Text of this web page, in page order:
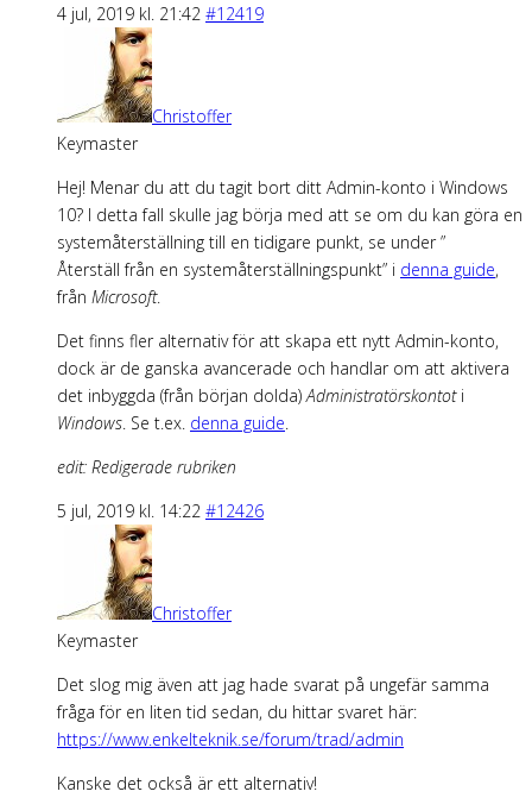
4 jul, 2019 kl. 21:42 #12419
Christoffer
Keymaster
Hej! Menar du att du tagit bort ditt Admin-konto i Windows
10? I detta fall skulle jag börja med att se om du kan göra en
systemåterställning till en tidigare punkt, se under ”
Återställ från en systemåterställningspunkt” i denna guide,
från Microsoft.
Det finns fler alternativ för att skapa ett nytt Admin-konto,
dock är de ganska avancerade och handlar om att aktivera
det inbyggda (från början dolda) Administratörskontot i
Windows . Se t.ex. denna guide
edit: Redigerade rubriken
5 jul, 2019 kl. 14:22 #12426
Christoffer
Keymaster
Det slog mig även att jag hade svarat på ungefär samma
fråga för en liten tid sedan, du hittar svaret här:
https://www.enkelteknik.se/forum/trad/admin
Kanske det också är ett alternativ!